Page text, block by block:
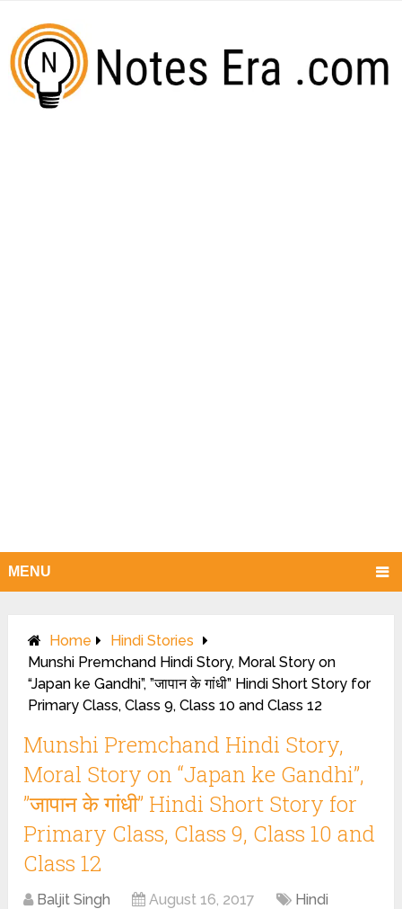
MENU
Home
Hindi Stories
Munshi Premchand Hindi Story, Moral Story on
“Japan ke Gandhi”, ”जापान के गांधी” Hindi Short Story for
Primary Class, Class 9, Class 10 and Class 12
Munshi Premchand Hindi Story,
Moral Story on “Japan ke Gandhi”,
”जापान के गांधी” Hindi Short Story for
Primary Class, Class 9, Class 10 and
Class 12
Baljit Singh August 16, 2017
Hindi